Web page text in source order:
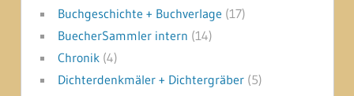
Buchgeschichte + Buchverlage (17)
BuecherSammler intern (14)
Chronik(4)
Dichterdenkmäler + Dichtergräber(5)